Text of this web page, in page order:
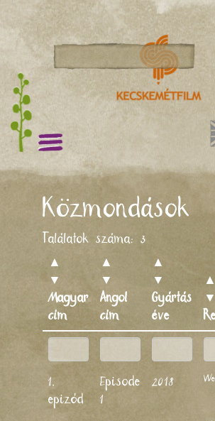
Közmondások
Találatok száma: 3
▲
▼
Magyar
cím
▲
▼
Angol
cím
▲
▼
Gyártás
éve
▲
▼
1.
epizód
Episode
1
2018